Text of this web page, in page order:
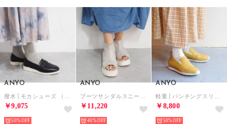
ANYO
￥9,075
50%
ANYO
￥11,220
40%
ANYO
￥8,800
50%